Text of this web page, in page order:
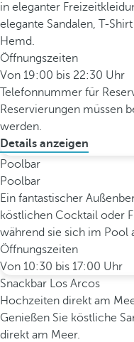
in eleganter
elegante Sandalen, T-
Hemd.
Öffnungszeiten
Von 19:00 bis 22:30 Uhr
Telefonnummer für
Reservierungen müssen
werden.
Details anzeigen
Poolbar
Poolbar
Ein fantastischer
köstlichen Cocktail oder
während sie sich im Pool
Öffnungszeiten
Von 10:30 bis 17:00 Uhr
Snackbar Los Arcos
Hochzeiten direkt am
Genießen Sie köstliche
direkt am Meer.